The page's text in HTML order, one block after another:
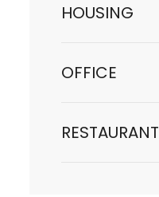
HOUSING
OFFICE
RESTAURANT